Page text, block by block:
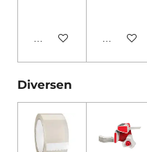
Houd mij op de hoogte
Houd mij
Diversen